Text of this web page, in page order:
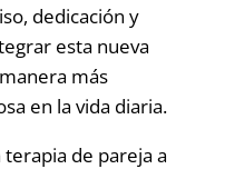
dedicación y
esta nueva
más
en la vida diaria.
de pareja a